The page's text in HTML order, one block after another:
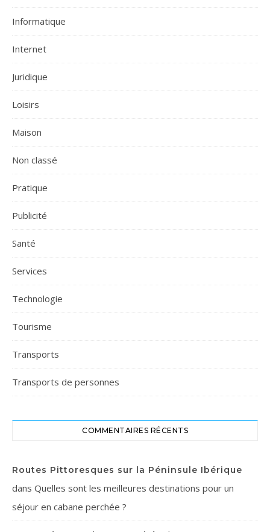
Informatique
Internet
Juridique
Loisirs
Maison
Non classé
Pratique
Publicité
Santé
Services
Technologie
Tourisme
Transports
Transports de personnes
COMMENTAIRES RÉCENTS
Routes Pittoresques sur la Péninsule Ibérique
dans Quelles sont les meilleures destinations pour un
séjour en cabane perchée ?